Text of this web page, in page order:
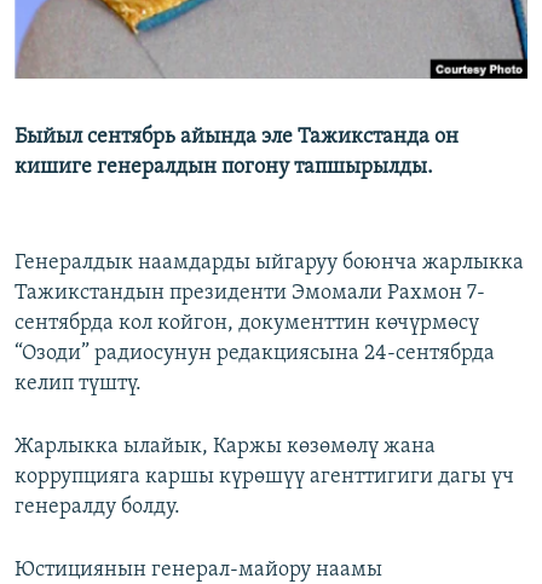
Быйыл сентябрь айында эле Тажикстанда он
кишиге генералдын погону тапшырылды.
Генералдык наамдарды ыйгаруу боюнча жарлыкка
Тажикстандын президенти Эмомали Рахмон 7-
сентябрда кол койгон, документтин көчүрмөсү
“Озоди” радиосунун редакциясына 24-сентябрда
келип түштү.
Жарлыкка ылайык, Каржы көзөмөлү жана
коррупцияга каршы күрөшүү агенттигиги дагы үч
генералду болду.
Юстициянын генерал-майору наамы